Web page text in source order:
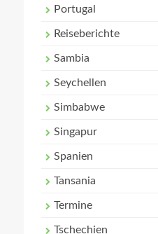
Portugal
Reiseberichte
Sambia
Seychellen
Simbabwe
Singapur
Spanien
Tansania
Termine
Tschechien